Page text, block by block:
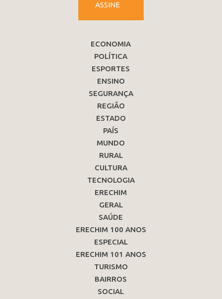
ASSINE
ECONOMIA
POLÍTICA
ESPORTES
ENSINO
SEGURANÇA
REGIÃO
ESTADO
PAÍS
MUNDO
RURAL
CULTURA
TECNOLOGIA
ERECHIM
GERAL
SAÚDE
ERECHIM 100 ANOS
ESPECIAL
ERECHIM 101 ANOS
TURISMO
BAIRROS
SOCIAL